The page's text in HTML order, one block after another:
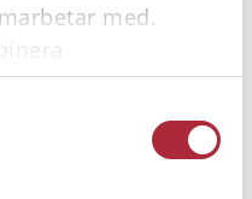
med.
information som
deras tjänster.
Tyco Total